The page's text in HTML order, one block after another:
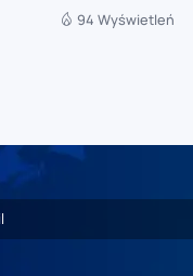
94 Wyświetleń